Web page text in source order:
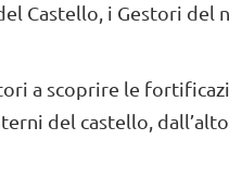
Castello, i Gestori del
a scoprire le
del castello,